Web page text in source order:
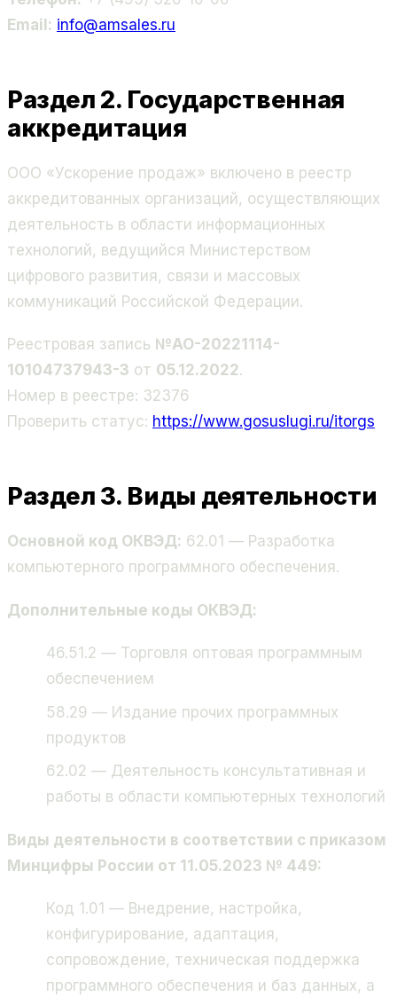
Email: info@amsales.ru
Раздел 2. Государственная
аккредитация
ООО «Ускорение продаж» включено в реестр
аккредитованных организаций, осуществляющих
деятельность в области информационных
технологий, ведущийся Министерством
цифрового развития, связи и массовых
коммуникаций Российской Федерации.
Реестровая запись №АО-20221114-
10104737943-3 от 05.12.2022.
Номер в реестре: 32376
Проверить статус: https://www.gosuslugi.ru/itorgs
Раздел 3. Виды деятельности
Основной код ОКВЭД: 62.01 — Разработка
компьютерного программного обеспечения.
Дополнительные коды ОКВЭД:
46.51.2 — Торговля оптовая программным
обеспечением
58.29 — Издание прочих программных
продуктов
62.02 — Деятельность консультативная и
работы в области компьютерных технологий
Виды деятельности в соответствии с приказом
Минцифры России от 11.05.2023 № 449:
Код 1.01 — Внедрение, настройка,
конфигурирование, адаптация,
сопровождение, техническая поддержка
программного обеспечения и баз данных, а